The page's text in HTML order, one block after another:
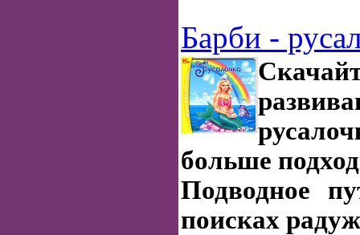
Барби -
больше
Подводное
поисках